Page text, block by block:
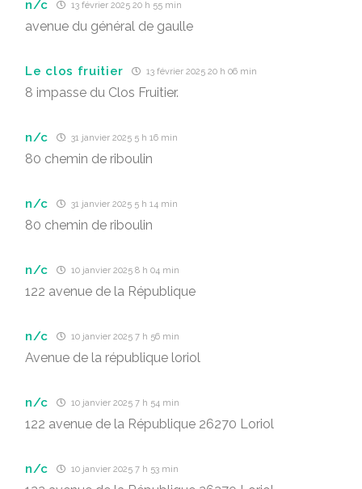
n/c 13 février 2025 20 h 55 min
avenue du général de gaulle
Le clos fruitier 13 février 2025 20 h 06 min
8 impasse du Clos Fruitier.
n/c 31 janvier 2025 5 h 16 min
80 chemin de riboulin
n/c 31 janvier 2025 5 h 14 min
80 chemin de riboulin
n/c 10 janvier 2025 8 h 04 min
122 avenue de la République
n/c 10 janvier 2025 7 h 56 min
Avenue de la république loriol
n/c 10 janvier 2025 7 h 54 min
122 avenue de la République 26270 Loriol
n/c 10 janvier 2025 7 h 53 min